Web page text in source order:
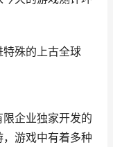
殊的上古全球
企业独家开发的
游戏中有着多种